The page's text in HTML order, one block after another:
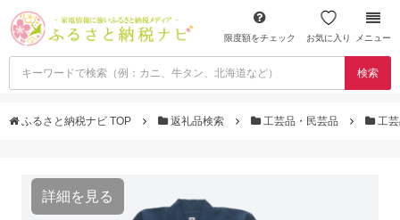
限度額をチェック お気に入り メニュー
検索
ふるさと納税ナビ TOP 返礼品検索 工芸品・民芸品 工芸
詳細を見る